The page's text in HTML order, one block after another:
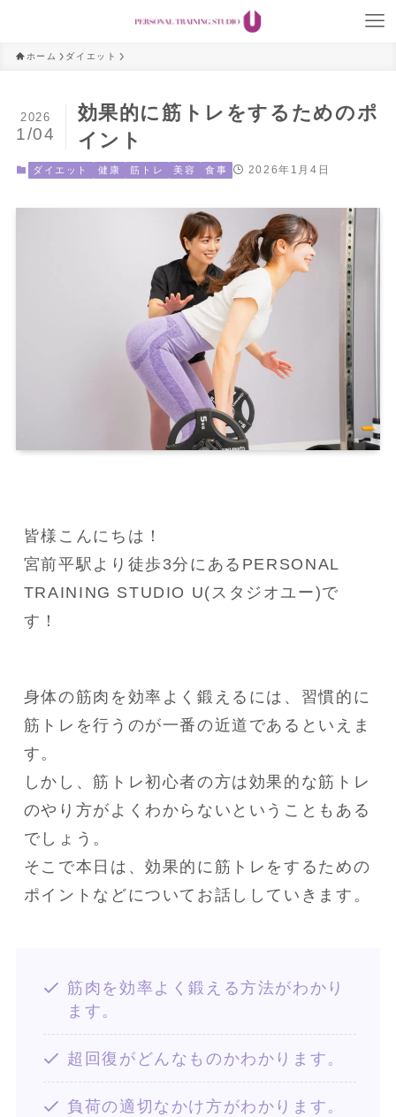
ホーム ダイエット
効果的に筋トレをするためのポ
イント
2026
1/04
ダイエット 健康 筋トレ 美容 食事 2026年1月4日
皆様こんにちは！
宮前平駅より徒歩3分にあるPERSONAL
TRAINING STUDIO U(スタジオユー)で
す！
身体の筋肉を効率よく鍛えるには、習慣的に
筋トレを行うのが一番の近道であるといえま
す。
しかし、筋トレ初心者の方は効果的な筋トレ
のやり方がよくわからないということもある
でしょう。
そこで本日は、効果的に筋トレをするための
ポイントなどについてお話ししていきます。
筋肉を効率よく鍛える方法がわかり
ます。
超回復がどんなものかわかります。
負荷の適切なかけ方がわかります。